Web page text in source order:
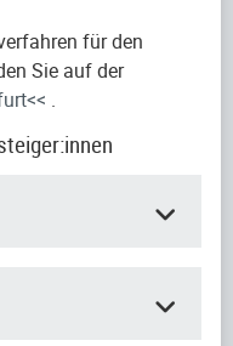
für den
Sie auf der
.